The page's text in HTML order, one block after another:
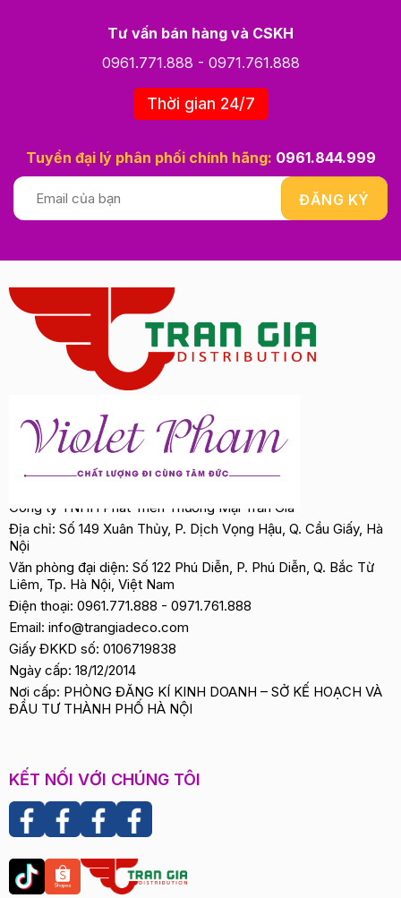
Tư vấn bán hàng và CSKH
0961.771.888 - 0971.761.888
Thời gian 24/7
Tuyển đại lý phân phối chính hãng: 0961.844.999
Công ty TNHH Phát Triển Thương Mại Trần Gia
Địa chỉ: Số 149 Xuân Thủy, P. Dịch Vọng Hậu, Q. Cầu Giấy, Hà
Nội
Văn phòng đại diện: Số 122 Phú Diễn, P. Phú Diễn, Q. Bắc Từ
Liêm, Tp. Hà Nội, Việt Nam
Điện thoại: 0961.771.888 - 0971.761.888
Email: info@trangiadeco.com
Giấy ĐKKD số: 0106719838
Ngày cấp: 18/12/2014
Nơi cấp: PHÒNG ĐĂNG KÍ KINH DOANH – SỞ KẾ HOẠCH VÀ
ĐẦU TƯ THÀNH PHỐ HÀ NỘI
KẾT NỐI VỚI CHÚNG TÔI